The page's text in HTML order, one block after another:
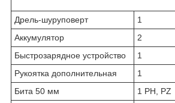
Дрель-шуруповерт
1
Аккумулятор
2
Быстрозарядное устройство
1
Рукоятка дополнительная
1
Бита 50 мм
1 PH, PZ